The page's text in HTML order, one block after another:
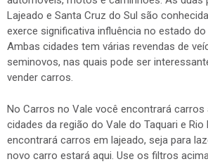
Lajeado e Santa Cruz do Sul são
exerce significativa influência no estado do
Ambas cidades tem várias revendas de
seminovos, nas quais pode ser
vender carros.
No Carros no Vale você encontrará carros
cidades da região do Vale do Taquari e Rio
encontrará carros em lajeado, seja para
novo carro estará aqui. Use os filtros